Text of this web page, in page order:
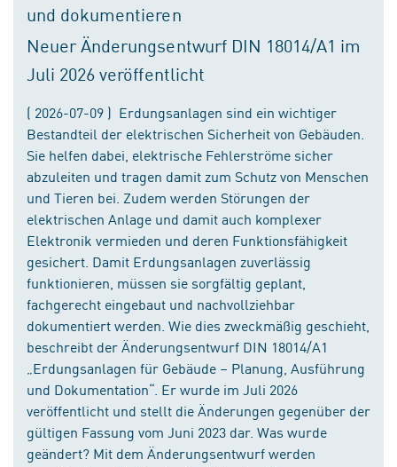
und dokumentieren
Neuer Änderungsentwurf DIN 18014/A1 im
Juli 2026 veröffentlicht
( 2026-07-09 ) Erdungsanlagen sind ein wichtiger
Bestandteil der elektrischen Sicherheit von Gebäuden.
Sie helfen dabei, elektrische Fehlerströme sicher
abzuleiten und tragen damit zum Schutz von Menschen
und Tieren bei. Zudem werden Störungen der
elektrischen Anlage und damit auch komplexer
Elektronik vermieden und deren Funktionsfähigkeit
gesichert. Damit Erdungsanlagen zuverlässig
funktionieren, müssen sie sorgfältig geplant,
fachgerecht eingebaut und nachvollziehbar
dokumentiert werden. Wie dies zweckmäßig geschieht,
beschreibt der Änderungsentwurf DIN 18014/A1
„Erdungsanlagen für Gebäude – Planung, Ausführung
und Dokumentation“. Er wurde im Juli 2026
veröffentlicht und stellt die Änderungen gegenüber der
gültigen Fassung vom Juni 2023 dar. Was wurde
geändert? Mit dem Änderungsentwurf werden